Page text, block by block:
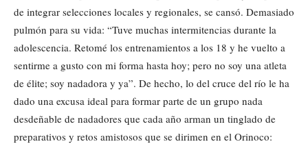
de integrar selecciones locales y regionales, se cansó. Demasiado
pulmón para su vida: “Tuve muchas intermitencias durante la
adolescencia. Retomé los entrenamientos a los 18 y he vuelto a
sentirme a gusto con mi forma hasta hoy; pero no soy una atleta
de élite; soy nadadora y ya”. De hecho, lo del cruce del río le ha
dado una excusa ideal para formar parte de un grupo nada
desdeñable de nadadores que cada año arman un tinglado de
preparativos y retos amistosos que se dirimen en el Orinoco: